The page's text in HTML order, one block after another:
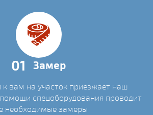
01 Замер
к вам на участок приезжает наш
спецоборудования проводит
необходимые замеры